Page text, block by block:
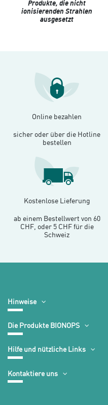
Produkte, die nicht
ionisierenden Strahlen
ausgesetzt
Online bezahlen
sicher oder über die Hotline
bestellen
Kostenlose Lieferung
ab einem Bestellwert von 60
CHF, oder 5 CHF für die
Schweiz
Hinweise
Die Produkte BIONOPS
Hilfe und nützliche Links
Kontaktiere uns